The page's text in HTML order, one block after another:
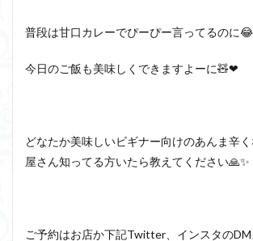
普段は甘口カレーでぴーぴー言ってるのに😂
今日のご飯も美味しくできますよーに🧸❤
どなたか美味しいビギナー向けのあんま辛
屋さん知ってる方いたら教えてください🙏✨
ご予約はお店か下記Twitter、インスタの